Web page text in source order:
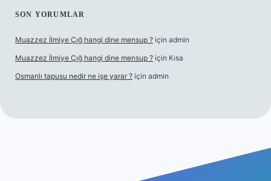
SON YORUMLAR
Muazzez İlmiye Çığ hangi dine mensup ? için admin
Muazzez İlmiye Çığ hangi dine mensup ? için Kısa
Osmanlı tapusu nedir ne işe yarar ? için admin
betexper.xyzm